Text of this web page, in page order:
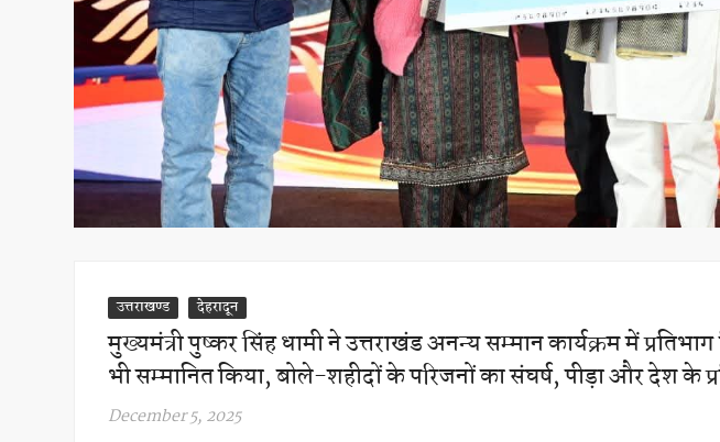
उत्तराखण्ड देहरादून
मुख्यमंत्री पुष्कर सिंह धामी ने उत्तराखंड अनन्य सम्मान कार्यक्रम में
भी सम्मानित किया, बोले-शहीदों के परिजनों का संघर्ष, पीड़ा और देश के
December 5, 2025